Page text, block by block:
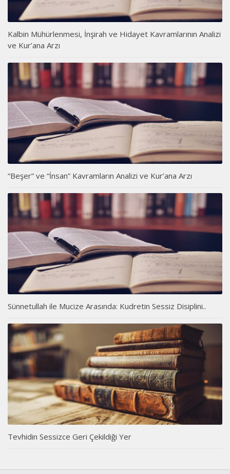
Kalbin Mühürlenmesi, İnşirah ve Hidayet Kavramlarının Analizi
ve Kur’ana Arzı
“Beşer” ve “İnsan” Kavramların Analizi ve Kur’ana Arzı
Sünnetullah ile Mucize Arasında: Kudretin Sessiz Disiplini..
Tevhidin Sessizce Geri Çekildiği Yer